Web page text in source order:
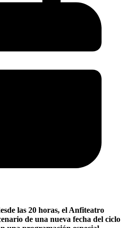
las 20 horas, el Anfiteatro
de una nueva fecha del ciclo